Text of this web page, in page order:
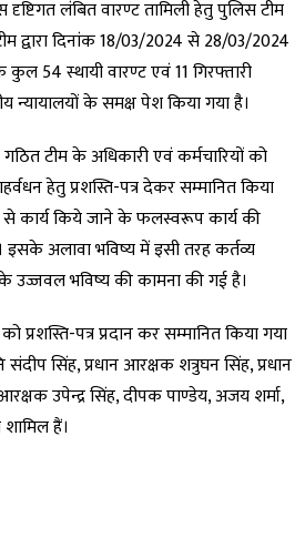
लंबित वारण्ट तामिली हेतु पुलिस टीम
द्वारा दिनांक 18/03/2024 से 28/03/2024
54 स्थायी वारण्ट एवं 11 गिरफ्तारी
न्यायालयों के समक्ष पेश किया गया है।
टीम के अधिकारी एवं कर्मचारियों को
हेतु प्रशस्ति-पत्र देकर सम्मानित किया
कार्य किये जाने के फलस्वरूप कार्य की
इसके अलावा भविष्य में इसी तरह कर्तव्य
उज्जवल भविष्य की कामना की गई है।
प्रशस्ति-पत्र प्रदान कर सम्मानित किया गया
सिंह, प्रधान आरक्षक शत्रुघन सिंह, प्रधान
उपेन्द्र सिंह, दीपक पाण्डेय, अजय शर्मा,
हैं।